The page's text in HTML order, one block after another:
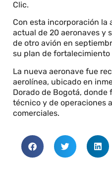
Clic.
Con esta incorporación la
actual de 20 aeronaves y
de otro avión en
su plan de
La nueva aeronave fue
aerolínea, ubicado en
Dorado de Bogotá,
técnico y de operaciones
comerciales.